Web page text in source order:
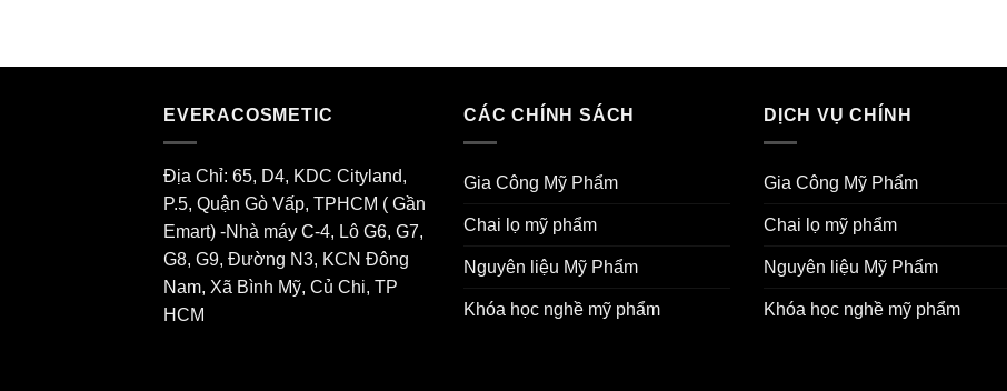
EVERACOSMETIC
Địa Chỉ: 65, D4, KDC Cityland,
P.5, Quận Gò Vấp, TPHCM ( Gần
Emart) -Nhà máy C-4, Lô G6, G7,
G8, G9, Đường N3, KCN Đông
Nam, Xã Bình Mỹ, Củ Chi, TP
HCM
CÁC CHÍNH SÁCH
Gia Công Mỹ Phẩm
Chai lọ mỹ phẩm
Nguyên liệu Mỹ Phẩm
Khóa học nghề mỹ phẩm
DỊCH VỤ CHÍNH
Gia Công Mỹ Phẩm
Chai lọ mỹ phẩm
Nguyên liệu Mỹ Phẩm
Khóa học nghề mỹ phẩm